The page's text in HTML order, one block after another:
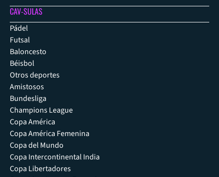
CAV-SULAS
Pádel
Futsal
Baloncesto
Béisbol
Otros deportes
Amistosos
Bundesliga
Champions League
Copa América
Copa América Femenina
Copa del Mundo
Copa Intercontinental India
Copa Libertadores